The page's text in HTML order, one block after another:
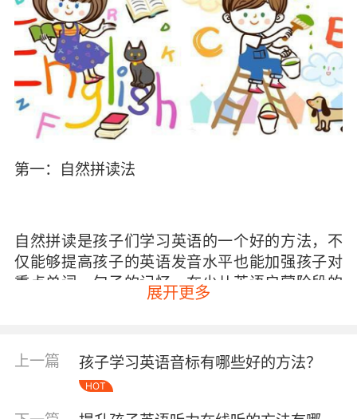
第一：自然拼读法
自然拼读是孩子们学习英语的一个好的方法，不
仅能够提高孩子的英语发音水平也能加强孩子对
重点单词、句子的记忆。在少儿英语启蒙阶段的
孩子可以使用自然拼读的方法，学习26个英语字
法，提高孩子的英语发音水平，并且可以对课堂
中的重点词汇和句子进行重点复习。
展开更多
上一篇 孩子学习英语音标有哪些好的方法？
HOT